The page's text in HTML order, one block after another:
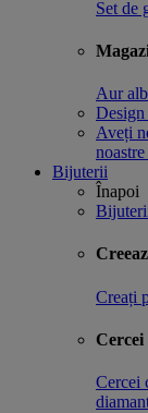
Set de
Aur alb
Design
Aveți
Bijuterii
Înapoi
Creați
Cercei
Cercei